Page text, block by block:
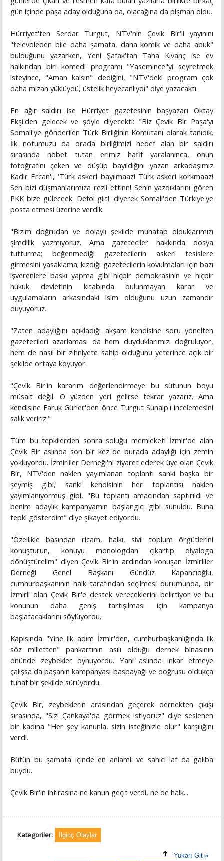
gün içinde paşa aday olduğuna da, olacağına da pişman oldu.
Hürriyet'ten Serdar Turgut, NTV'nin Çevik Bir'li yayınını
"televoleden bile daha şamata, daha komik ve daha abuk"
bulduğunu yazarken, Yeni Şafak'tan Taha Kıvanç ise ev
halkından biri komedi programı "Yasemince"yi seyretmek
isteyince, "Aman kalsın" dediğini, "NTV'deki program çok
daha mizah yüklüydü, üstelik heyecanlıydı" diye yazacaktı.
En ağır saldırı ise Hürriyet gazetesinin başyazarı Oktay
Ekşi'den gelecek ve şöyle diyecekti: "Biz Çevik Bir Paşa'yı
Somali'ye gönderilen Türk Birliğinin Komutanı olarak tanıdık.
İlk notumuzu da orada birliğimizi hedef alan bir saldırı
sırasında nöbet tutan erimiz hafif yaralanınca, onun
fotoğrafını çeken ve düşüp bayıldığını yazan arkadaşımız
Kadir Ercan'ı, 'Türk askeri bayılmaaz! Türk askeri korkmaaz!
Sen bizi düşmanlarımıza rezil ettinn! Senin yazdıklarını gören
PKK bize güleceek. Defol giit!' diyerek Somali'den Türkiye'ye
posta etmesi üzerine verdik.
"Bizim doğrudan ve dolaylı şekilde muhatap olduklarımızı
şimdilik yazmıyoruz. Ama gazeteciler hakkında dosya
tutturma; beğenmediği gazetecilerin askeri tesislere
girmesini yasaklama; kızdığı gazetecilerin kovulmaları için bazı
işverenlere baskı yapma gibi hiçbir demokrasinin ve hiçbir
hukuk devletinin kitabında bulunmayan karar ve
uygulamaların arkasındaki isim olduğunu uzun zamandır
duyuyoruz.
"Zaten adaylığını açıkladığı akşam kendisine soru yönelten
gazetecileri azarlaması da hem duyduklarımızı doğruluyor,
hem de nasıl bir zihniyete sahip olduğunu yeterince açık bir
şekilde ortaya koyuyor.
"Çevik Bir'in kararım değerlendirmeye bu sütunun boyu
müsait değil. O yüzden yeri gelirse tekrar yazarız. Ama
kendisine Faruk Gürler'den önce Turgut Sunalp'ı incelemesini
salık veririz."
Tüm bu tepkilerden sonra soluğu memleketi İzmir'de alan
Çevik Bir aslında son bir kez de burada adaylığı için zemin
yokluyordu. İzmirliler Derneği'ni ziyaret ederek üye olan Çevik
Bir, NTV'den naklen yayımlanan toplantı sanki başka bir
şeymiş gibi, sanki kendisinin her toplantısı naklen
yayımlanıyormuş gibi, "Bu toplantı amacından saptırıldı ve
benim adaylık kampanyamın başlangıcı gibi sunuldu. Buna
tepki gösterdim" diye şikayet ediyordu.
"Özellikle basından ricam, halkı, sivil toplum örgütlerini
konuşturun, konuyu monologdan çıkartıp diyaloga
dönüştürelim" diyen Çevik Bir'in ardından konuşan İzmirliler
Derneği Genel Başkanı Gündüz Kapancıoğlu,
cumhurbaşkanının halk tarafından seçilmesi durumunda, bir
İzmirli olan Çevik Bir'e destek vereceklerini belirtiyor ve bu
konunun daha geniş tartışılması için kampanya
başlatacaklarını söylüyordu.
Kapısında "Yine ilk adım İzmir'den, cumhurbaşkanlığında ilk
söz milletten" pankartının asılı olduğu dernek binasının
önünde zeybekler oynuyordu. Yani aslında inkar etmeye
çalışsa da paşanın kampanyası basbayağı ve doğrusu oldukça
tuhaf bir şekilde sürüyordu.
Çevik Bir, zeybeklerin arasından geçerek dernekten çıkışı
sırasında, "Sizi Çankaya'da görmek istiyoruz" diye seslenen
bir kadına "Her şey kanunla, sizin isteğinizle olur" karşılığını
verdi.
Bütün bu şamata içinde en anlamlı ve sahici laf da galiba
buydu.
Çevik Bir'in ihtirasına ne kanun geçit verdi, ne de halk...
Kategoriler: İlginç Olaylar
Yukarı Git »